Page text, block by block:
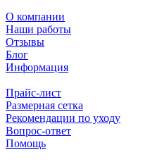
О компании
Наши работы
Отзывы
Блог
Информация
Прайс-лист
Размерная сетка
Рекомендации по уходу
Вопрос-ответ
Помощь